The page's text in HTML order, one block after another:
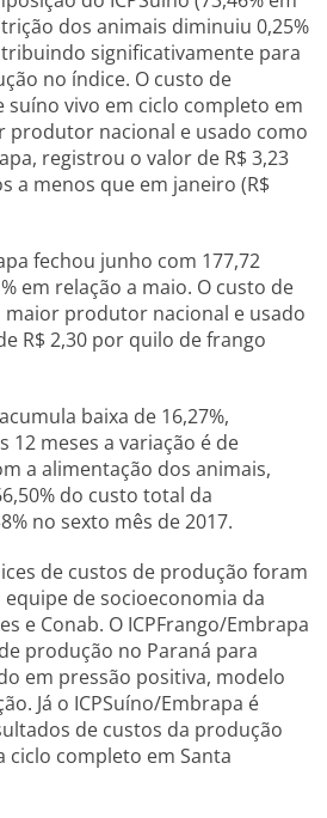
dos animais diminuiu 0,25%
significativamente para
no índice. O custo de
vivo em ciclo completo em
produtor nacional e usado como
registrou o valor de R$ 3,23
a menos que em janeiro (R$
fechou junho com 177,72
em relação a maio. O custo de
maior produtor nacional e usado
R$ 2,30 por quilo de frango
baixa de 16,27%,
meses a variação é de
a alimentação dos animais,
do custo total da
no sexto mês de 2017.
de custos de produção foram
de socioeconomia da
e Conab. O ICPFrango/Embrapa
produção no Paraná para
em pressão positiva, modelo
Já o ICPSuíno/Embrapa é
de custos da produção
ciclo completo em Santa